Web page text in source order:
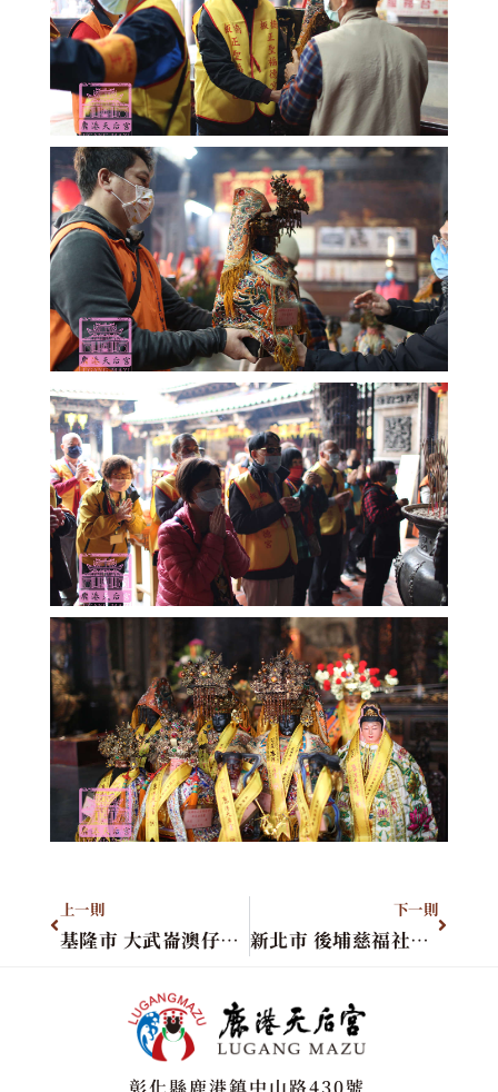
上一則
基隆市 大武崙澳仔王福宮
下一則
新北市 後埔慈福社媽祖會
彰化縣鹿港鎮中山路430號